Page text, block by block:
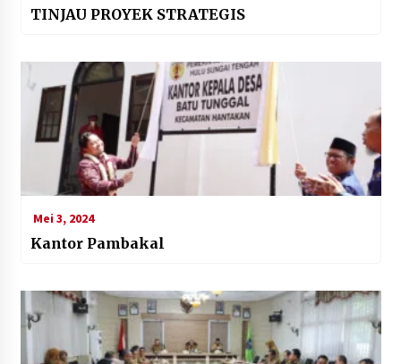
TINJAU PROYEK STRATEGIS
Mei 3, 2024
Kantor Pambakal